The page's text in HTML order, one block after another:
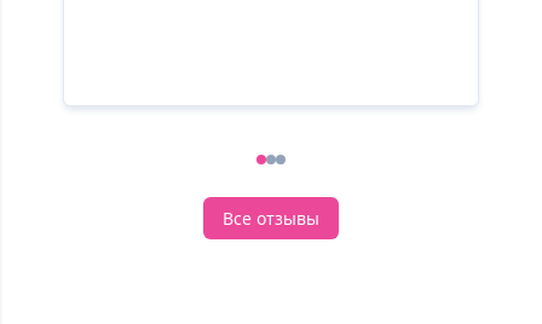
123
Все отзывы